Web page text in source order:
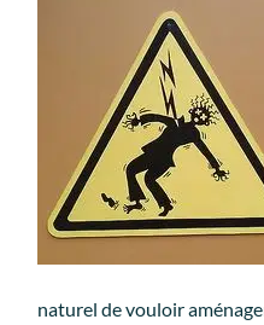
naturel de vouloir